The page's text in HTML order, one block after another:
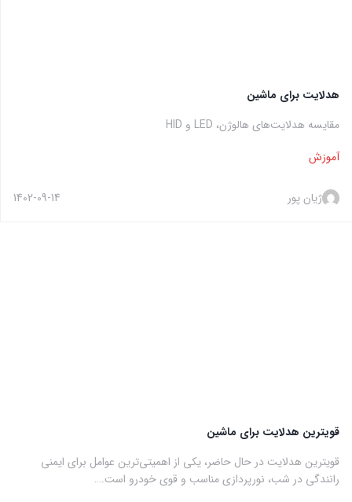
هدلایت برای ماشین
مقایسه هدلایت‌های هالوژن، LED و HID
آموزش
ژیان پور 1402-09-14
قویترین هدلایت برای ماشین
قویترین هدلایت در حال حاضر، یکی از اهمیتی‌ترین عوامل برای ایمنی
رانندگی در شب، نورپردازی مناسب و قوی خودرو است.…